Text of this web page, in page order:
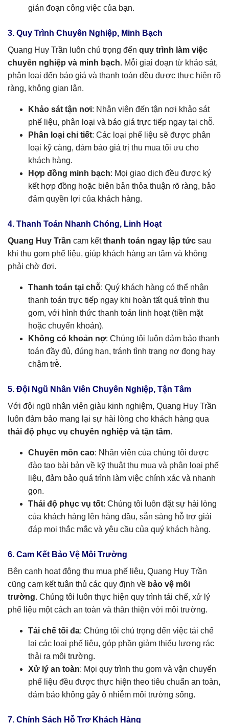
gián đoạn công việc của bạn.
3. Quy Trình Chuyên Nghiệp, Minh Bạch
Quang Huy Trần luôn chú trọng đến quy trình làm việc
chuyên nghiệp và minh bạch. Mỗi giai đoạn từ khảo sát,
phân loại đến báo giá và thanh toán đều được thực hiện rõ
ràng, không gian lận.
Khảo sát tận nơi: Nhân viên đến tận nơi khảo sát
phế liệu, phân loại và báo giá trực tiếp ngay tại chỗ.
Phân loại chi tiết: Các loại phế liệu sẽ được phân
loại kỹ càng, đảm bảo giá trị thu mua tối ưu cho
khách hàng.
Hợp đồng minh bạch: Mọi giao dịch đều được ký
kết hợp đồng hoặc biên bản thỏa thuận rõ ràng, bảo
đảm quyền lợi của khách hàng.
4. Thanh Toán Nhanh Chóng, Linh Hoạt
Quang Huy Trần cam kếtthanh toán ngay lập tức sau
khi thu gom phế liệu, giúp khách hàng an tâm và không
phải chờ đợi.
Thanh toán tại chỗ: Quý khách hàng có thể nhận
thanh toán trực tiếp ngay khi hoàn tất quá trình thu
gom, với hình thức thanh toán linh hoạt (tiền mặt
hoặc chuyển khoản).
Không có khoản nợ: Chúng tôi luôn đảm bảo thanh
toán đầy đủ, đúng hạn, tránh tình trạng nợ đọng hay
chậm trễ.
5. Đội Ngũ Nhân Viên Chuyên Nghiệp, Tận Tâm
Với đội ngũ nhân viên giàu kinh nghiệm, Quang Huy Trần
luôn đảm bảo mang lại sự hài lòng cho khách hàng qua
thái độ phục vụ chuyên nghiệp và tận tâm.
Chuyên môn cao: Nhân viên của chúng tôi được
đào tạo bài bản về kỹ thuật thu mua và phân loại phế
liệu, đảm bảo quá trình làm việc chính xác và nhanh
gọn.
Thái độ phục vụ tốt: Chúng tôi luôn đặt sự hài lòng
của khách hàng lên hàng đầu, sẵn sàng hỗ trợ giải
đáp mọi thắc mắc và yêu cầu của quý khách hàng.
6. Cam Kết Bảo Vệ Môi Trường
Bên cạnh hoạt động thu mua phế liệu, Quang Huy Trần
cũng cam kết tuân thủ các quy định về bảo vệ môi
trường. Chúng tôi luôn thực hiện quy trình tái chế, xử lý
phế liệu một cách an toàn và thân thiện với môi trường.
Tái chế tối đa: Chúng tôi chú trọng đến việc tái chế
lại các loại phế liệu, góp phần giảm thiểu lượng rác
thải ra môi trường.
Xử lý an toàn: Mọi quy trình thu gom và vận chuyển
phế liệu đều được thực hiện theo tiêu chuẩn an toàn,
đảm bảo không gây ô nhiễm môi trường sống.
7. Chính Sách Hỗ Trợ Khách Hàng